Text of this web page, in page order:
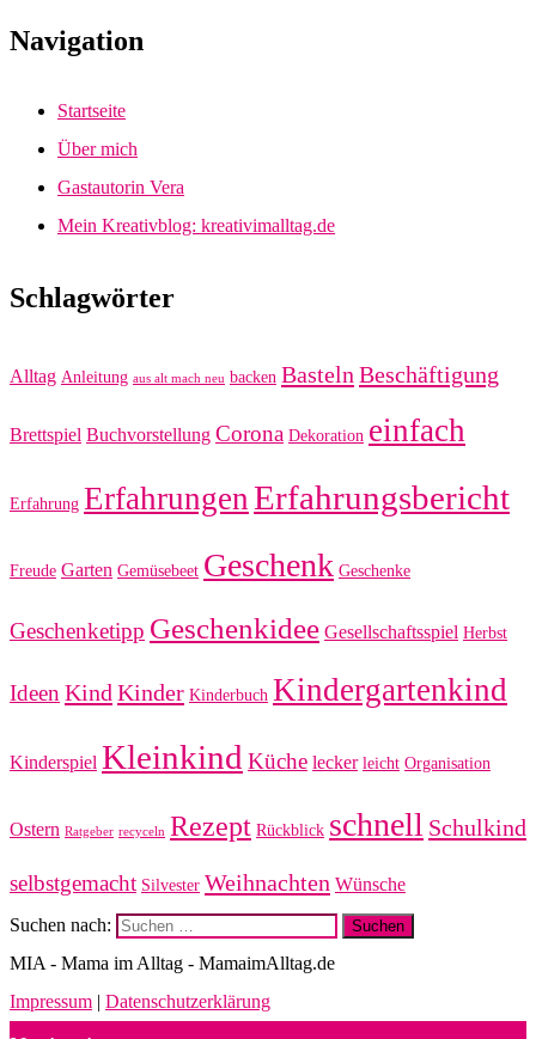
Navigation
Startseite
Über mich
Gastautorin Vera
Mein Kreativblog: kreativimalltag.de
Schlagwörter
Alltag Anleitung aus alt mach neu backen Basteln Beschäftigung
Brettspiel Buchvorstellung Corona Dekoration einfach
Erfahrung ErfahrungenErfahrungsbericht
Freude Garten Gemüsebeet Geschenk Geschenke
Geschenketipp Geschenkidee Gesellschaftsspiel Herbst
IdeenKind Kinder Kinderbuch Kindergartenkind
Kinderspiel Kleinkind Küche lecker leicht Organisation
Ostern Ratgeber recyceln Rezept Rückblick schnell Schulkind
selbstgemacht Silvester Weihnachten Wünsche
Suchen nach:
MIA - Mama im Alltag - MamaimAlltag.de
Impressum | Datenschutzerklärung